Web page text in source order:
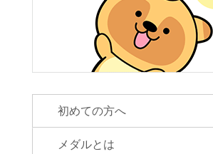
初めての方へ
メダルとは